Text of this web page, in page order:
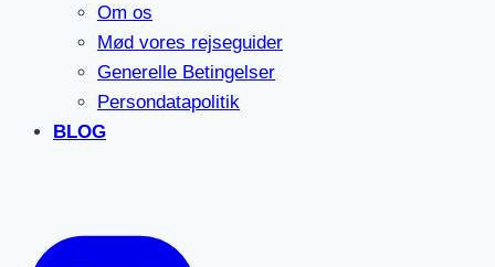
Om os
Mød vores rejseguider
Generelle Betingelser
Persondatapolitik
BLOG